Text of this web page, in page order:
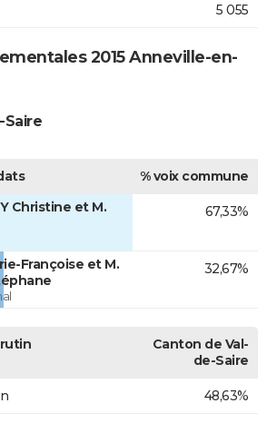
5 055
2015 Anneville-en-
% voix commune
Christine et M.
67,33%
Françoise et M.
32,67%
Canton de Val-
de-Saire
48,63%